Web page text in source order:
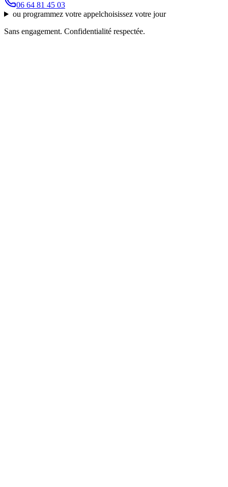
06 64 81 45 03
ou programmez votre appelchoisissez votre jour
Sans engagement. Confidentialité respectée.